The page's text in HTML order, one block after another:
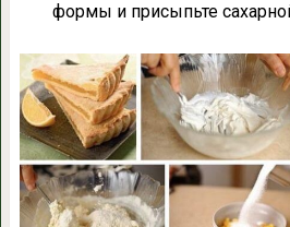
формы и присыпьте